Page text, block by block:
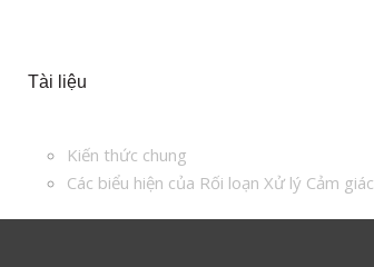
Tài liệu
Kiến thức chung
Các biểu hiện của Rối loạn Xử lý Cảm giác